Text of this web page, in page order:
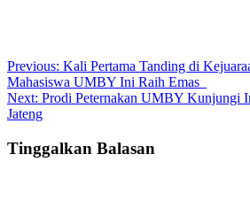
Post
navigation
Previous: Kali Pertama Tanding di
Mahasiswa UMBY Ini Raih Emas
Next: Prodi Peternakan UMBY Kunjungi
Jateng
Tinggalkan Balasan